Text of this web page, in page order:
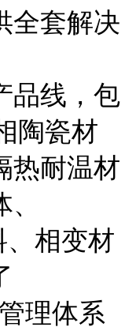
全套解决
品线，包
陶瓷材
热耐温材
相变材
理体系